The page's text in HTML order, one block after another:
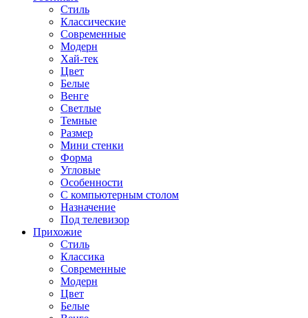
Стиль
Классические
Современные
Модерн
Хай-тек
Цвет
Белые
Венге
Светлые
Темные
Размер
Мини стенки
Форма
Угловые
Особенности
С компьютерным столом
Назначение
Под телевизор
Прихожие
Стиль
Классика
Современные
Модерн
Цвет
Белые